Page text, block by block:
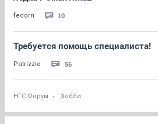
fedorn 10
Требуется помощь специалиста!
Patrizzio 56
НГС.Форум Хобби